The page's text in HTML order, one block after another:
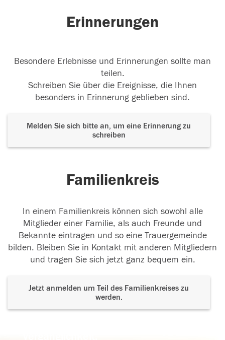
Erinnerungen
Besondere Erlebnisse und Erinnerungen sollte man
teilen.
Schreiben Sie über die Ereignisse, die Ihnen
besonders in Erinnerung geblieben sind.
Melden Sie sich bitte an, um eine Erinnerung zu
schreiben
Familienkreis
In einem Familienkreis können sich sowohl alle
Mitglieder einer Familie, als auch Freunde und
Bekannte eintragen und so eine Trauergemeinde
bilden. Bleiben Sie in Kontakt mit anderen Mitgliedern
und tragen Sie sich jetzt ganz bequem ein.
Jetzt anmelden um Teil des Familienkreises zu
werden.